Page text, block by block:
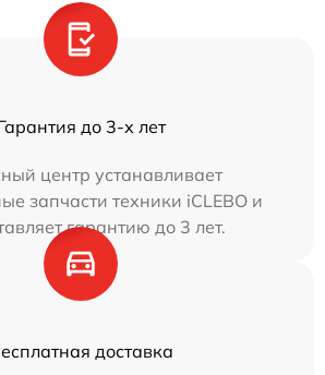
до 3-х лет
центр устанавливает
запчасти техники iCLEBO и
гарантию до 3 лет.
доставка